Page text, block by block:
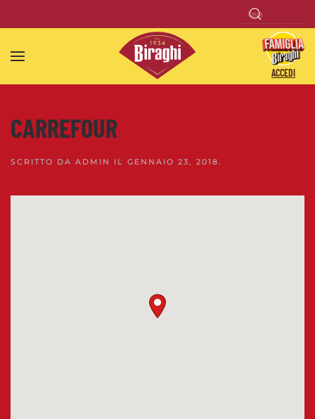
Skip to main content
ACCEDI
CARREFOUR
SCRITTO DA ADMIN IL GENNAIO 23, 2018.